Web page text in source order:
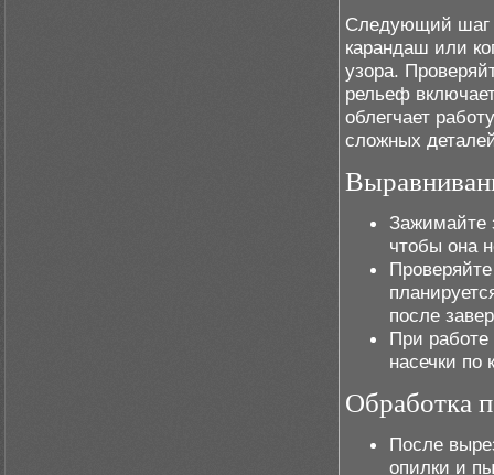
Следующий шаг
карандаш или
узора.
рельеф
облегчает
сложных
Зажимайте
чтобы она
после
При работе
насечки по
Обработка
После
опилки и